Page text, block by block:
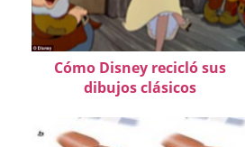
Cómo Disney recicló sus
dibujos clásicos